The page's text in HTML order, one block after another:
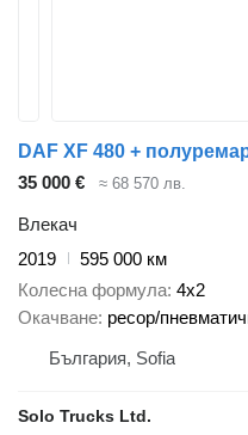
DAF XF 480 +
35 000 €
≈ 68 570 лв.
Влекач
2019
595 000 км
Колесна формула 4x2
Окачване ресор/
България, Sofia
Solo Trucks Ltd.